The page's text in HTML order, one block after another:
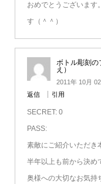
おめでとうございます
す（＾＾）
ボトル彫刻
え）
2011年 10月
返信
引用
SECRET: 0
PASS:
素敵にご紹介いただき
半年以上も前から決め
奥様への大切なお気持